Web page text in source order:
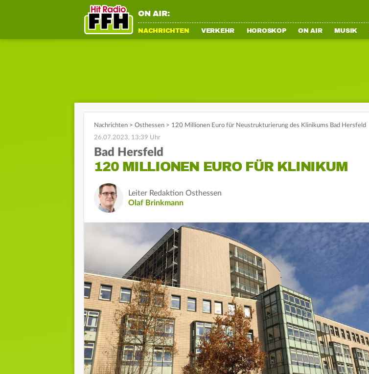
ON AIR:
NACHRICHTEN VERKEHR HOROSKOP ON AIR MUSIK
Nachrichten > Osthessen > 120 Millionen Euro für Neustrukturierung des Klinikums Bad Hersfeld
26.07.2023, 13:39 Uhr
Bad Hersfeld
120 MILLIONEN EURO FÜR KLINIKUM
Leiter Redaktion Osthessen
Olaf Brinkmann